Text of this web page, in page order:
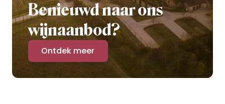
Benieuwd naar ons
wijnaanbod?
Ontdek meer